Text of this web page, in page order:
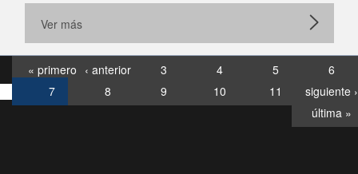
Ver más
« primero ‹ anterior 3 4 5
6
7
8 9 10 11
siguiente ›
última »